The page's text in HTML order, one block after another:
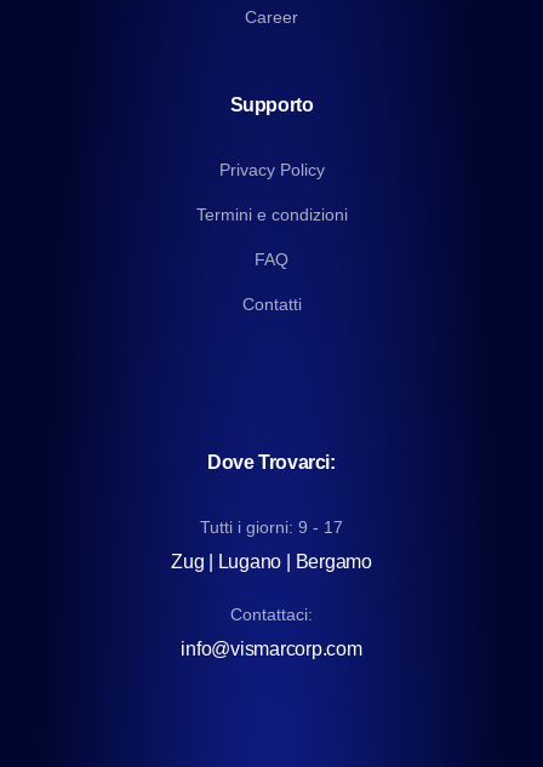
Career
Supporto
Privacy Policy
Termini e condizioni
FAQ
Contatti
Dove Trovarci:
Tutti i giorni: 9 - 17
Zug | Lugano | Bergamo
Contattaci:
info@vismarcorp.com